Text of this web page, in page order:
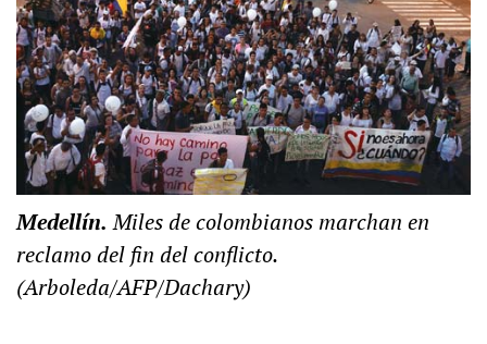
Medellín. Miles de colombianos marchan en
reclamo del fin del conflicto.
(Arboleda/AFP/Dachary)